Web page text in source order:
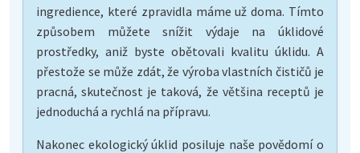
ingredience, které zpravidla máme už doma. Tímto
způsobem můžete snížit výdaje na úklidové
prostředky, aniž byste obětovali kvalitu úklidu. A
přestože se může zdát, že výroba vlastních čističů je
pracná, skutečnost je taková, že většina receptů je
jednoduchá a rychlá na přípravu.
Nakonec ekologický úklid posiluje naše povědomí o